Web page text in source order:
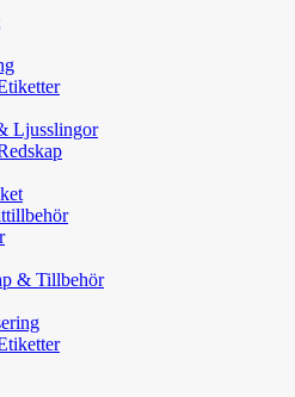
Ljusslingor
& Tillbehör